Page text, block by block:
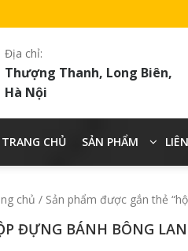
Địa chỉ:
Thượng Thanh, Long Biên,
Hà Nội
TRANG CHỦ SẢN PHẨM
chủ / Sản phẩm được gắn thẻ
ĐỰNG BÁNH BÔNG